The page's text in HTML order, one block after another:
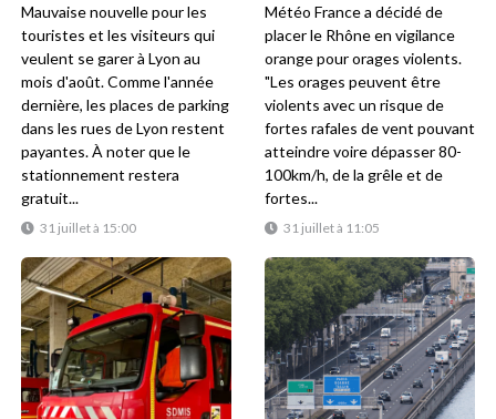
31 juillet à 15:00
Mauvaise nouvelle pour les
touristes et les visiteurs qui
veulent se garer à Lyon au
mois d'août. Comme l'année
dernière, les places de parking
dans les rues de Lyon restent
payantes. À noter que le
stationnement restera
gratuit...
31 juillet à 11:05
Météo France a décidé de
placer le Rhône en vigilance
orange pour orages violents.
"Les orages peuvent être
violents avec un risque de
fortes rafales de vent pouvant
atteindre voire dépasser 80-
100km/h, de la grêle et de
fortes...